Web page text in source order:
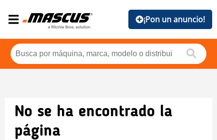
¡Pon un anuncio!
No se ha encontrado la
página